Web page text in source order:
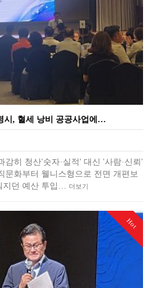
시, 혈세 낭비 공공사업에…
히 청산'숫자·실적' 대신 '사람·신뢰'
문화부터 웰니스형으로 전면 개편보
지던 예산 투입… 더보기
Hot